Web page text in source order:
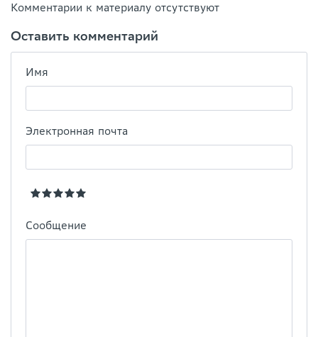
Комментарии к материалу отсутствуют
Оставить комментарий
Имя
Электронная почта
Сообщение